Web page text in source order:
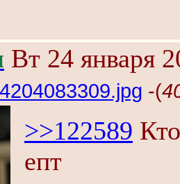
Вт 24 января
-(
>>122589
епт